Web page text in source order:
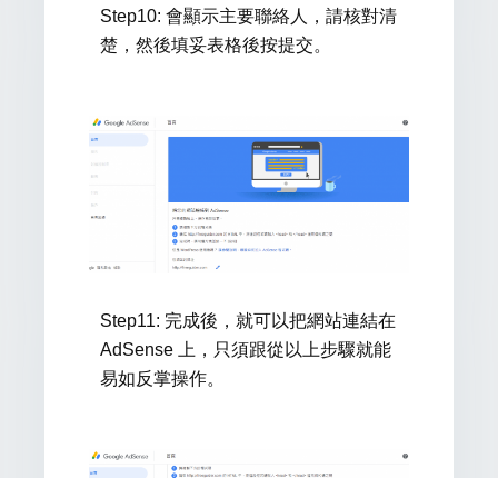
Step10: 會顯示主要聯絡人
，請核對清
楚，然後填妥表格後按提交。
Step11: 完成後，就可以把網站連結在
AdSense 上，只須跟從以上步驟就能
易如反掌操作。